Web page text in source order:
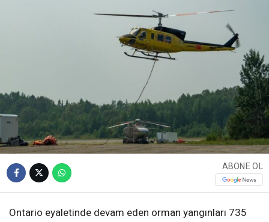
ABONE OL
Ontario eyaletinde devam eden orman yangınları 735